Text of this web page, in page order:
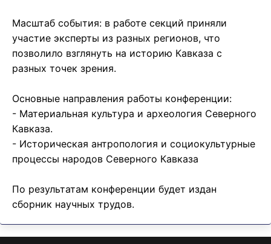
Масштаб события: в работе секций приняли
участие эксперты из разных регионов, что
позволило взглянуть на историю Кавказа с
разных точек зрения.
Основные направления работы конференции:
- Материальная культура и археология Северного
Кавказа.
- Историческая антропология и социокультурные
процессы народов Северного Кавказа
По результатам конференции будет издан
сборник научных трудов.